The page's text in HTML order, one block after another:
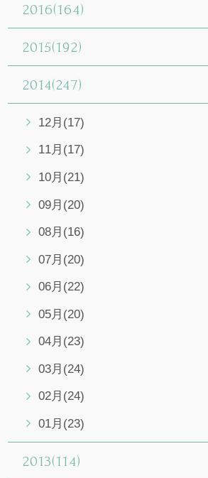
2016(164)
2015(192)
2014(247)
12月(17)
11月(17)
10月(21)
09月(20)
08月(16)
07月(20)
06月(22)
05月(20)
04月(23)
03月(24)
02月(24)
01月(23)
2013(114)